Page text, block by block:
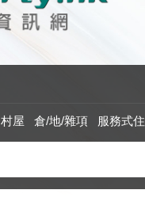
村屋 倉/地/雜項 服務式